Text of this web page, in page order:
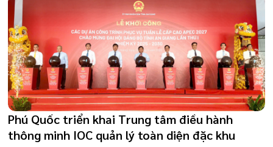
Phú Quốc triển khai Trung tâm điều hành
thông minh IOC quản lý toàn diện đặc khu